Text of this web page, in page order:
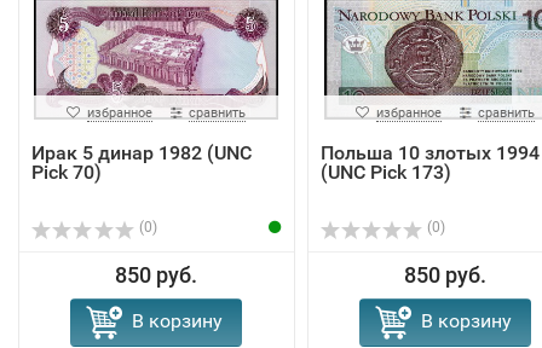
избранное сравнить
Ирак 5 динар 1982 (UNC
Pick 70)
(0)
850 руб.
В корзину
избранное сравнить
Польша 10 злотых 1994
(UNC Pick 173)
(0)
850 руб.
В корзину